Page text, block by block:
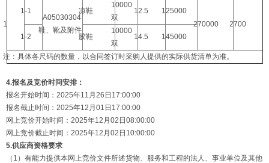
1
1-1
A05030304
鞋、靴及附件
凉鞋
10000
双
12.5
125000
270000
2700
1-2
胶鞋
10000
双
14.5 145000
注：具体各尺码的数量，以合同签订时采购人提供的实际供货清单为准。
4.报名及竞价时间安排：
报名开始时间：2025年11月26日17:00:00
报名截止时间：2025年12月01日17:00:00
网上竞价开始时间：2025年12月02日08:00:00
网上竞价截止时间：2025年12月02日10:00:00
5.供应商资格要求
（1）有能力提供本网上竞价文件所述货物、服务和工程的法人、事业单位及其他